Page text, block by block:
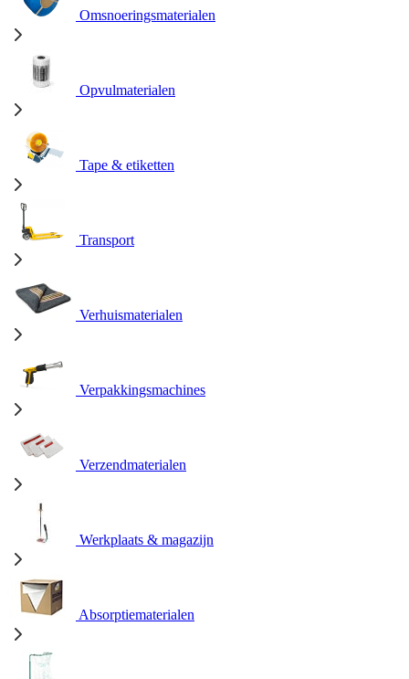
Omsnoeringsmaterialen
Opvulmaterialen
Tape & etiketten
Transport
Verhuismaterialen
Verpakkingsmachines
Verzendmaterialen
Werkplaats & magazijn
Absorptiematerialen